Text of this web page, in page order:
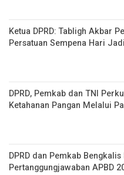
Ketua DPRD: Tabligh Akbar
Persatuan Sempena Hari
DPRD, Pemkab dan TNI
Ketahanan Pangan Melalui
DPRD dan Pemkab
Pertanggungjawaban APBD